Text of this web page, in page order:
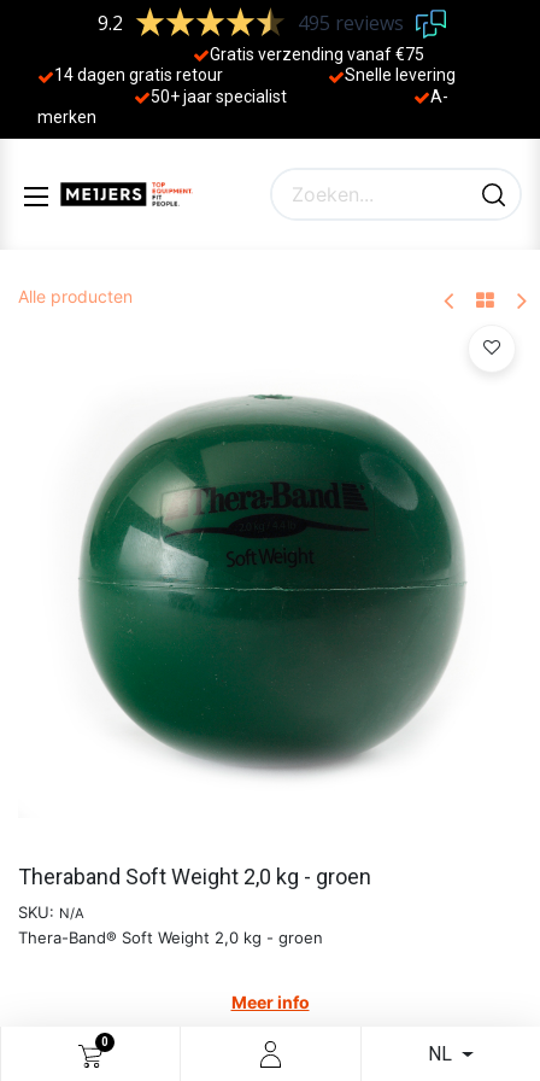
0
NL
9.2 495 reviews
Gratis verzending vanaf €75
14 dagen gratis retour
Sne lle levering
50+ jaar specialist
A-
merken
Alle producten
Theraband Soft Weight 2,0 kg - groen
SKU: N/A
Thera-Band® Soft Weight 2,0 kg - groen
Meer info
24,12